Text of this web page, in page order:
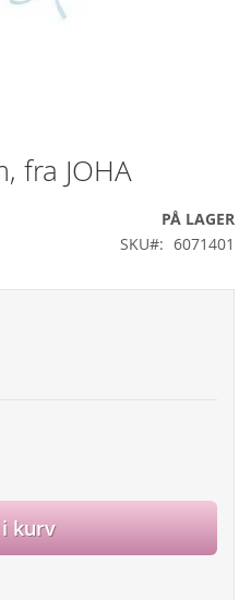
fra JOHA
PÅ LAGER
SKU
6071401
kurv